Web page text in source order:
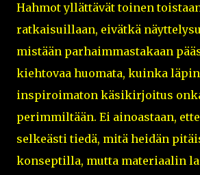
Hahmot yllättävät toinen
ratkaisuillaan, eivätkä
mistään parhaimmastakaan
kiehtovaa huomata, kuinka
inspiroimaton käsikirjoitus
perimmiltään. Ei ainoastaan,
selkeästi tiedä, mitä heidän
konseptilla, mutta materiaalin